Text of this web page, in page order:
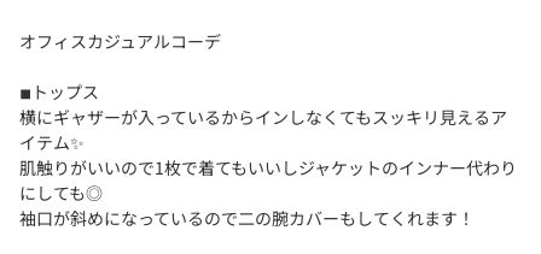
オフィスカジュアルコーデ
◾︎トップス
横にギャザーが入っているからインしなくてもスッキリ見えるア
イテム✨️
肌触りがいいので1枚で着てもいいしジャケットのインナー代わり
にしても◎
袖口が斜めになっているので二の腕カバーもしてくれます！